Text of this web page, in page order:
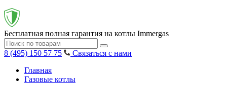
Бесплатная полная гарантия на котлы Immergas
8 (495) 150 57 75
Связаться с нами
Главная
Газовые котлы